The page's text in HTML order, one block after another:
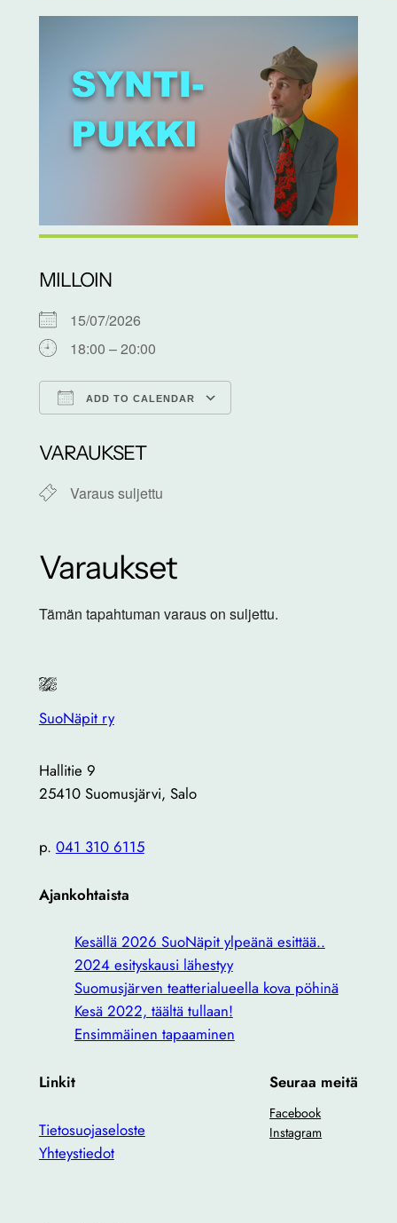
MILLOIN
15/07/2026
18:00 – 20:00
ADD TO CALENDAR
VARAUKSET
Varaus suljettu
Varaukset
Tämän tapahtuman varaus on suljettu.
SuoNäpit ry
Hallitie 9
25410 Suomusjärvi, Salo
p. 041 310 6115
Ajankohtaista
Kesällä 2026 SuoNäpit ylpeänä esittää..
2024 esityskausi lähestyy
Suomusjärven teatterialueella kova pöhinä
Kesä 2022, täältä tullaan!
Ensimmäinen tapaaminen
Linkit
Tietosuojaseloste
Yhteystiedot
Seuraa meitä
Facebook
Instagram